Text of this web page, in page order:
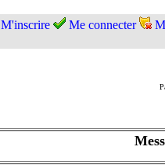
M'inscrire Me connecter